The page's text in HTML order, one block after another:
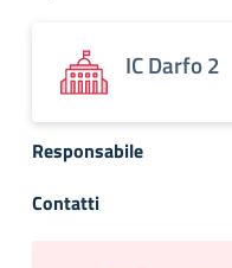
IC Darfo 2
Responsabile
Contatti